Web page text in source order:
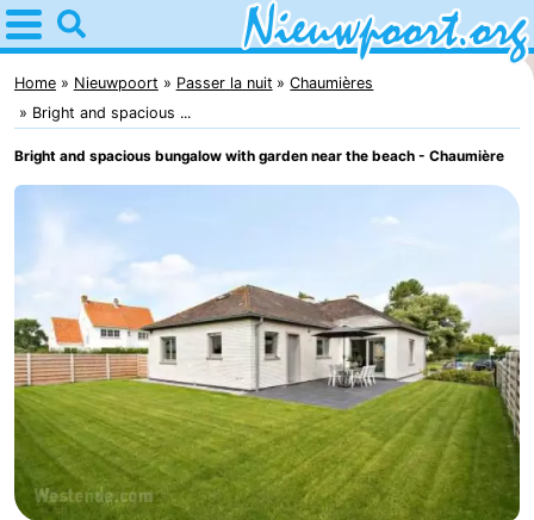
Home
Nieuwpoort
Astuces
Avec
enfants
nuit
Appartements
-
Holiday
Suites
Nieuwpoort
-
Holiday
Suites
Campings
Chambre
Home Nieuwpoort Passer la nuit
Chaumières
Bright and spacious ...
Bright and spacious bungalow with garden near the beach - Chaumière